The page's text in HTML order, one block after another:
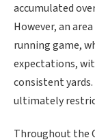
accumulated
However, an
running game,
expectations,
consistent
ultimately
Throughout the